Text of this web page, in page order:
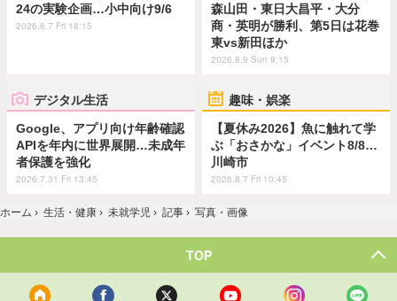
24の実験企画…小中向け9/6
2026.8.7 Fri 18:15
森山田・東日大昌平・大分
商・英明が勝利、第5日は花巻
東vs新田ほか
2026.8.9 Sun 9:15
デジタル生活
Google、アプリ向け年齢確認
APIを年内に世界展開…未成年
者保護を強化
2026.7.31 Fri 13:45
趣味・娯楽
【夏休み2026】魚に触れて学
ぶ「おさかな」イベント8/8…
川崎市
2026.8.7 Fri 10:45
ホーム › 生活・健康 › 未就学児 › 記事 › 写真・画像
TOP